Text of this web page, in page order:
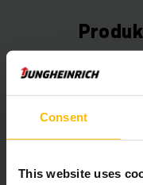
Consent
This website uses
Der folgende